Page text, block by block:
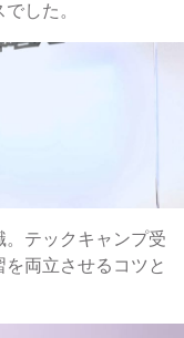
した。
テックキャンプ受
両立させるコツと